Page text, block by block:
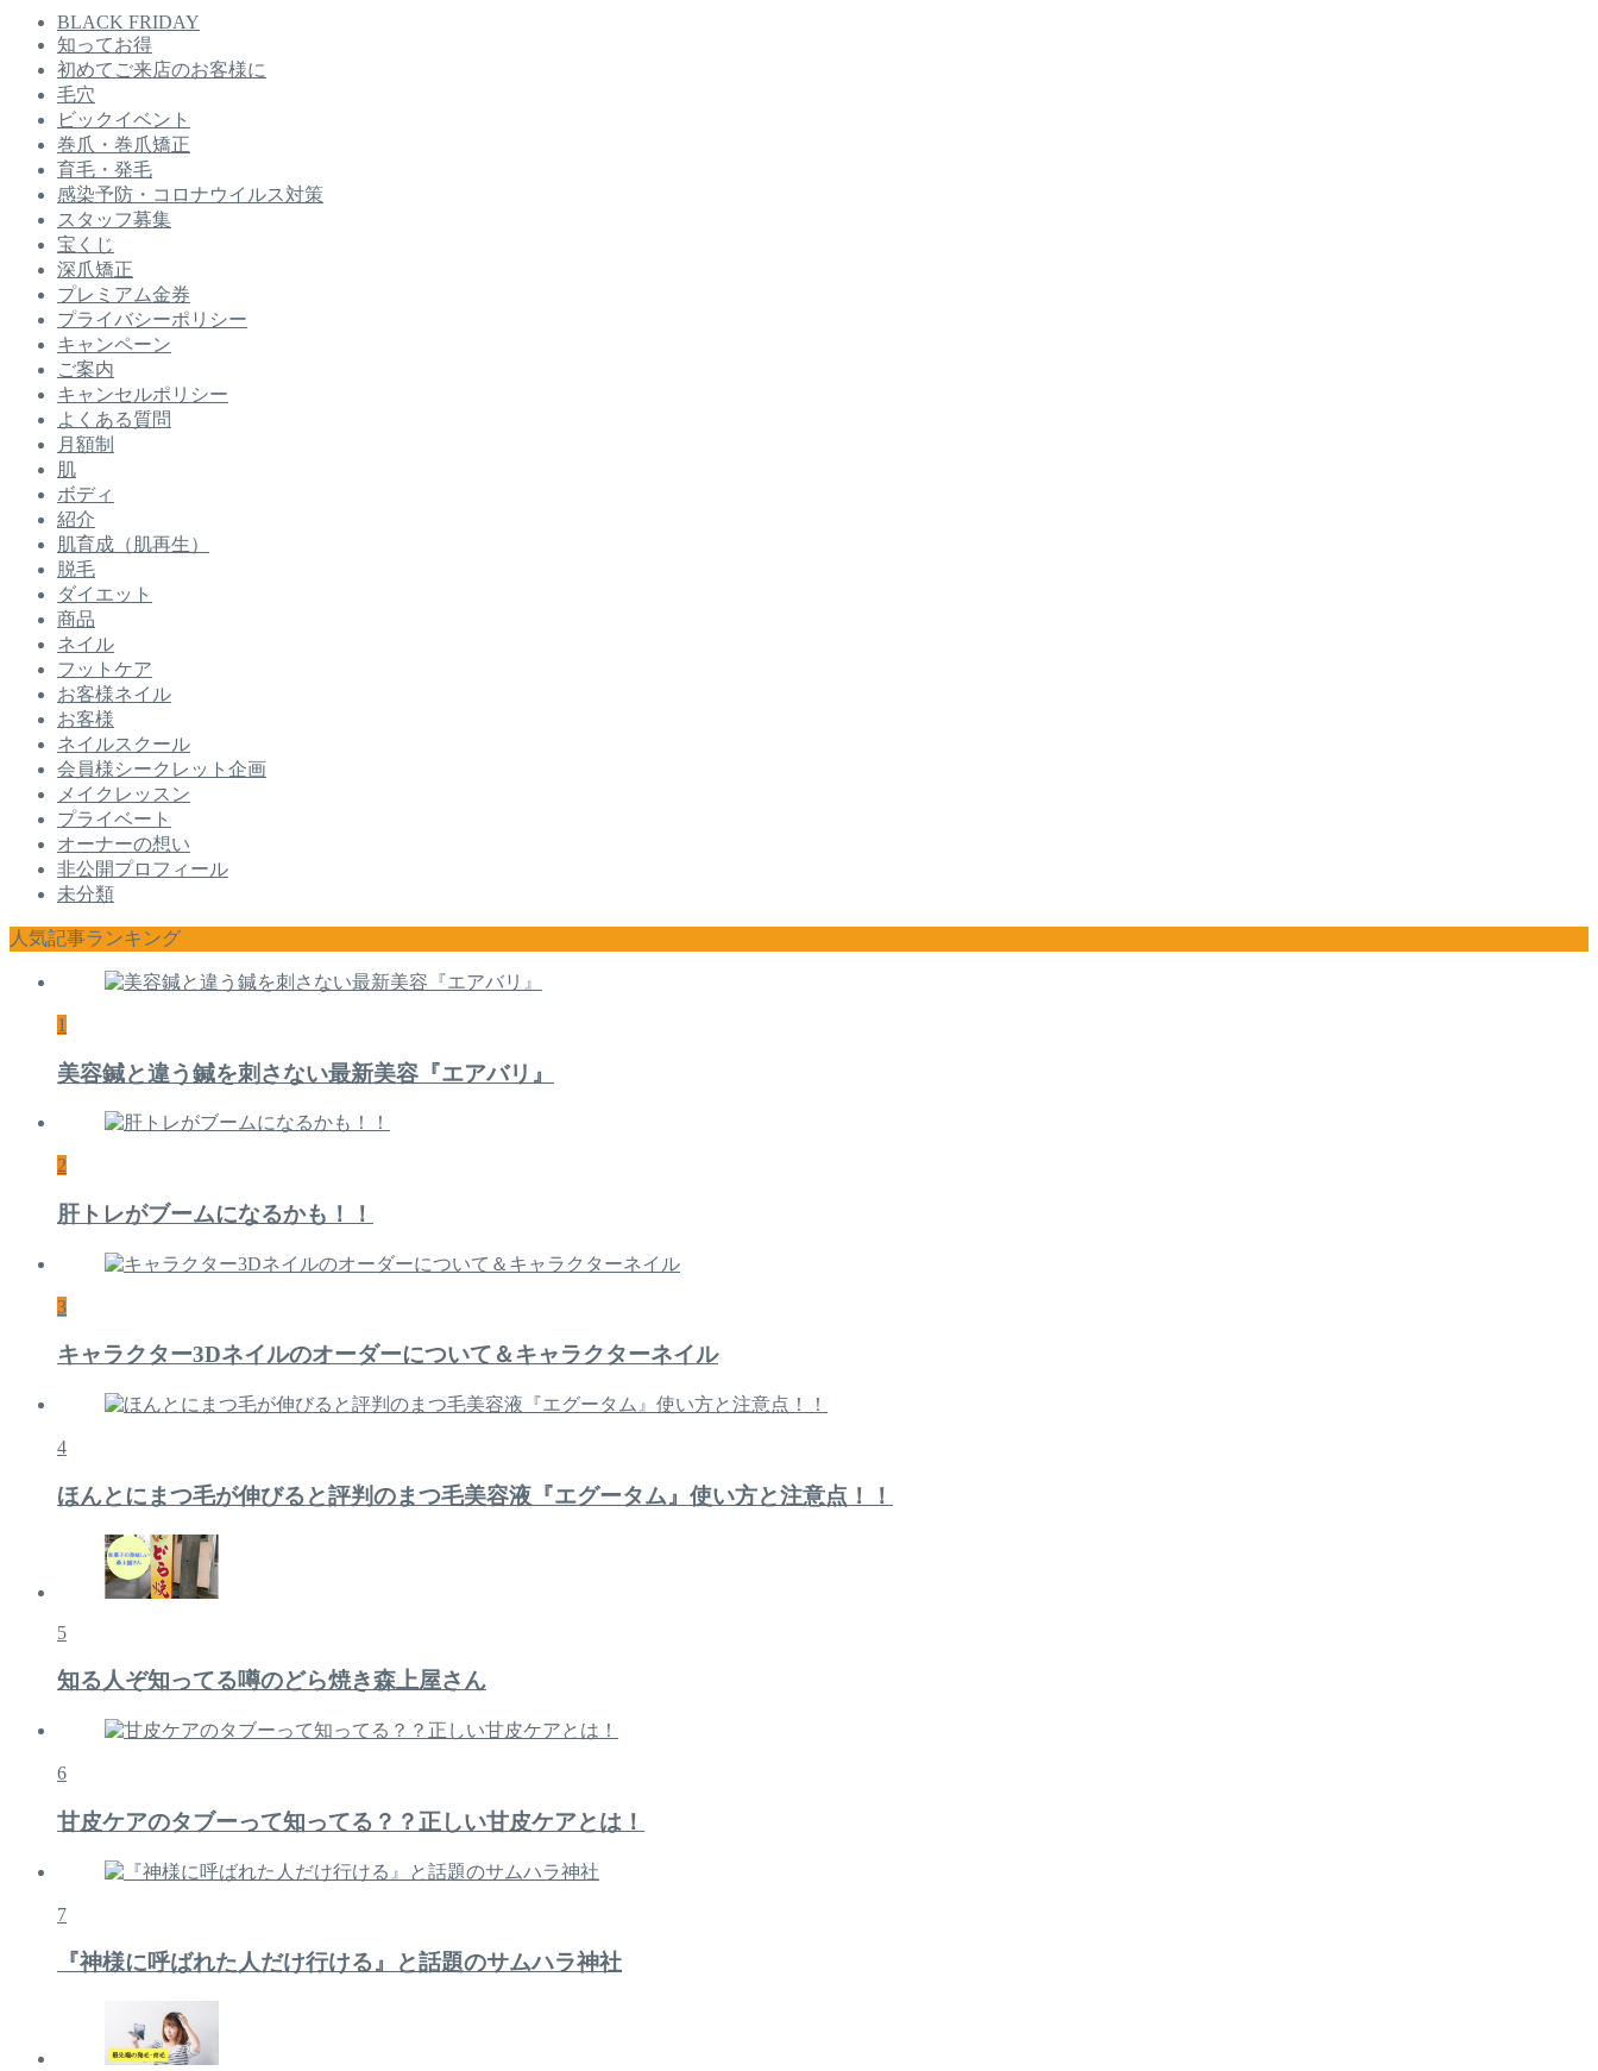
BLACK FRIDAY
知ってお得
初めてご来店のお客様に
毛穴
ビックイベント
巻爪・巻爪矯正
育毛・発毛
感染予防・コロナウイルス対策
スタッフ募集
宝くじ
深爪矯正
プレミアム金券
プライバシーポリシー
キャンペーン
ご案内
キャンセルポリシー
よくある質問
月額制
肌
ボディ
紹介
肌育成（肌再生）
脱毛
ダイエット
商品
ネイル
フットケア
お客様ネイル
お客様
ネイルスクール
会員様シークレット企画
メイクレッスン
プライベート
オーナーの想い
非公開プロフィール
未分類
人気記事ランキング
1
美容鍼と違う鍼を刺さない最新美容『エアバリ』
2
肝トレがブームになるかも！！
3
キャラクター3Dネイルのオーダーについて＆キャラクターネイル
4
ほんとにまつ毛が伸びると評判のまつ毛美容液『エグータム』使い方と注意点！！
5
知る人ぞ知ってる噂のどら焼き森上屋さん
6
甘皮ケアのタブーって知ってる？？正しい甘皮ケアとは！
7
『神様に呼ばれた人だけ行ける』と話題のサムハラ神社